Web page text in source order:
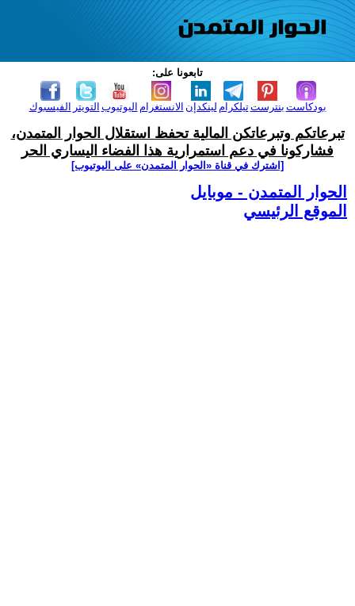
تابعونا على:
الفيسبوك التويتر اليوتيوب الانستغرام لينكدإن تيلكرامبنترست بودكاست
تبرعاتكم وتبرعاتكن المالية تحفظ استقلال الحوار المتمدن،
فشاركونا في دعم استمرارية هذا الفضاء اليساري الحر
[اشترك في قناة ‫«الحوار المتمدن» على اليوتيوب]
الحوار المتمدن - موبايل
الموقع الرئيسي